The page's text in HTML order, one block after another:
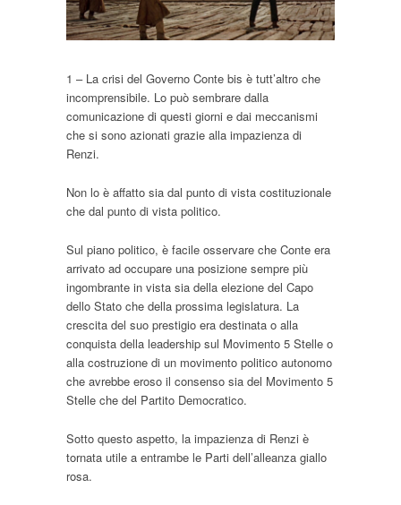
1 – La crisi del Governo Conte bis è tutt’altro che
incomprensibile. Lo può sembrare dalla
comunicazione di questi giorni e dai meccanismi
che si sono azionati grazie alla impazienza di
Renzi.
Non lo è affatto sia dal punto di vista costituzionale
che dal punto di vista politico.
Sul piano politico, è facile osservare che Conte era
arrivato ad occupare una posizione sempre più
ingombrante in vista sia della elezione del Capo
dello Stato che della prossima legislatura. La
crescita del suo prestigio era destinata o alla
conquista della leadership sul Movimento 5 Stelle o
alla costruzione di un movimento politico autonomo
che avrebbe eroso il consenso sia del Movimento 5
Stelle che del Partito Democratico.
Sotto questo aspetto, la impazienza di Renzi è
tornata utile a entrambe le Parti dell’alleanza giallo
rosa.